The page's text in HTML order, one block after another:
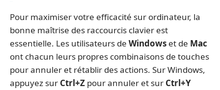
Pour maximiser votre efficacité sur ordinateur, la
bonne maîtrise des raccourcis clavier est
essentielle. Les utilisateurs de Windows et de Mac
ont chacun leurs propres combinaisons de touches
pour annuler et rétablir des actions. Sur Windows,
appuyez sur Ctrl+Z pour annuler et sur Ctrl+Y